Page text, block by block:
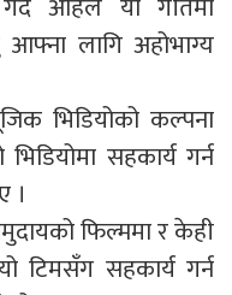
लागि अहोभाग्य
भिडियोको कल्पना
सहकार्य गर्न
।
फिल्ममा र केही
टिमसँग सहकार्य गर्न